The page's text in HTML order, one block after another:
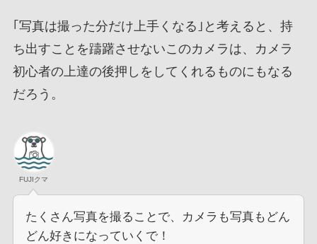
｢写真は撮った分だけ上手くなる｣と考えると、持
ち出すことを躊躇させないこのカメラは、カメラ
初心者の上達の後押しをしてくれるものにもなる
だろう。
FUJIクマ
たくさん写真を撮ることで、カメラも写真もどん
どん好きになっていくで！